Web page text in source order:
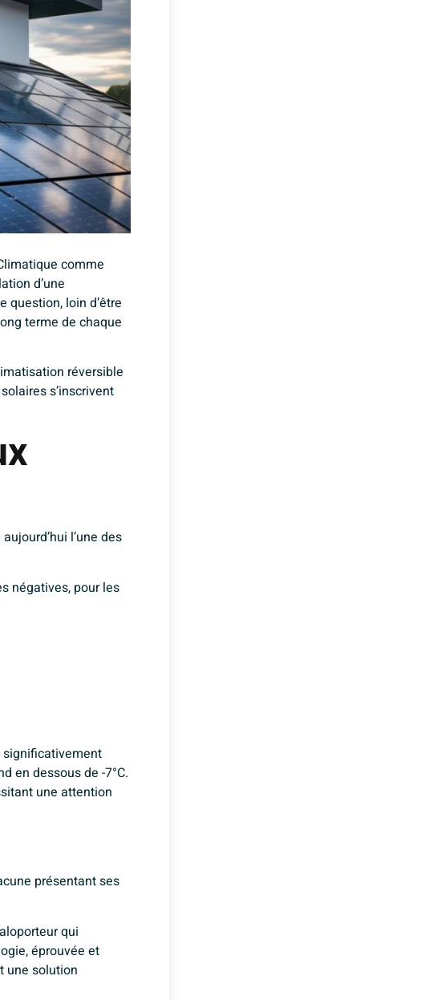
comme
d’une
question, loin d’être
terme de chaque
réversible
s’inscrivent
l’une des
négatives, pour les
significativement
en dessous de -7°C.
une attention
présentant ses
qui
éprouvée et
une solution